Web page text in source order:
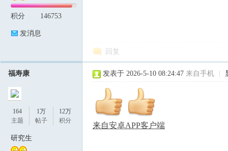
积分 146753
发消息
回复
福寿康
164
主题
1万
帖子
12万
积分
研究生
发表于 2026-5-10 08:24:47 来自手机
来自安卓APP客户端